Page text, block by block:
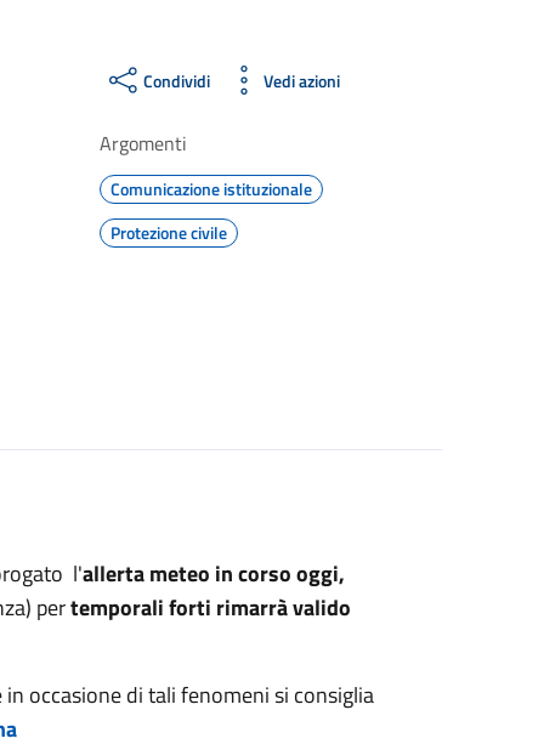
Condividi Vedi azioni
Argomenti
Comunicazione istituzionale
Protezione civile
l'allerta meteo in corso oggi,
pertemporali forti rimarrà valido
occasione di tali fenomeni si consiglia